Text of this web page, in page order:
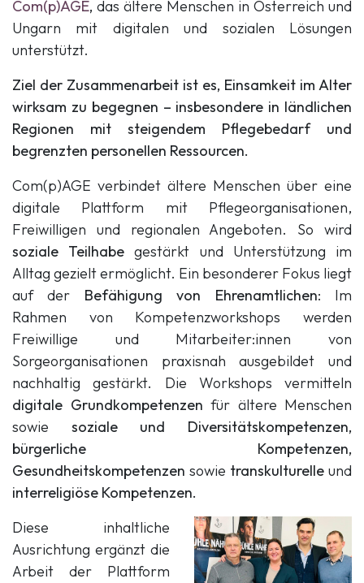
Com(p)AGE, das ältere Menschen in Österreich und
Ungarn mit digitalen und sozialen Lösungen
unterstützt.
Ziel der Zusammenarbeit ist es, Einsamkeit im Alter
wirksam zu begegnen – insbesondere in ländlichen
Regionen mit steigendem Pflegebedarf und
begrenzten personellen Ressourcen.
Com(p)AGE verbindet ältere Menschen über eine
digitale Plattform mit Pflegeorganisationen,
Freiwilligen und regionalen Angeboten. So wird
soziale Teilhabe gestärkt und Unterstützung im
Alltag gezielt ermöglicht. Ein besonderer Fokus liegt
auf der Befähigung von Ehrenamtlichen: Im
Rahmen von Kompetenzworkshops werden
Freiwillige und Mitarbeiter:innen von
Sorgeorganisationen praxisnah ausgebildet und
nachhaltig gestärkt. Die Workshops vermitteln
digitale Grundkompetenzen für ältere Menschen
sowie soziale und Diversitätskompetenzen,
bürgerliche Kompetenzen,
Gesundheitskompetenzen sowie transkulturelle und
interreligiöse Kompetenzen.
Diese inhaltliche
Ausrichtung ergänzt die
Arbeit der Plattform